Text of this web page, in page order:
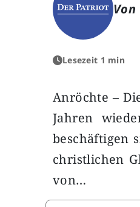
Lesezeit 1 min
Anröchte –
Jahren
beschäftigen
christlichen
von…